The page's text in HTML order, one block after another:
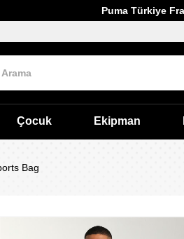
Puma Türkiye
Çocuk Ekipman
Bag